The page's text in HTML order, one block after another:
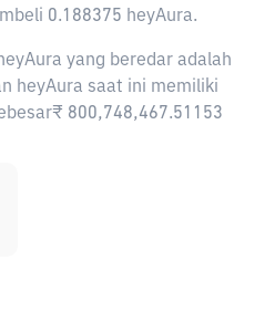
0.188375 heyAura.
yang beredar adalah
heyAura saat ini memiliki
800,748,467.51153